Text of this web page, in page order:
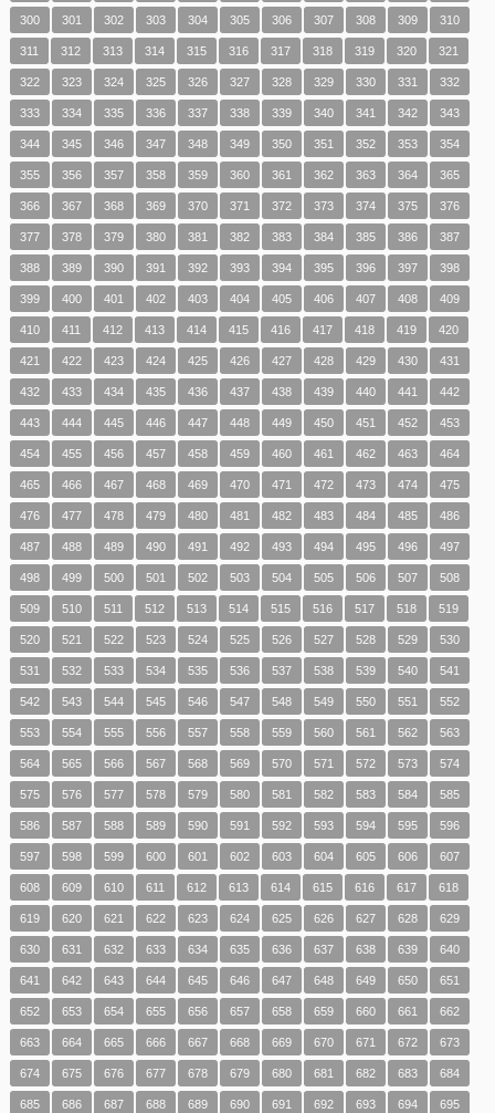
300 301 302 303 304 305 306 307 308 309 310
311 312 313 314 315 316 317 318 319 320 321
322 323 324 325 326 327 328 329 330 331 332
333 334 335 336 337 338 339 340 341 342 343
344 345 346 347 348 349 350 351 352 353 354
355 356 357 358 359 360 361 362 363 364 365
366 367 368 369 370 371 372 373 374 375 376
377 378 379 380 381 382 383 384 385 386 387
388 389 390 391 392 393 394 395 396 397 398
399 400 401 402 403 404 405 406 407 408 409
410 411 412 413 414 415 416 417 418 419 420
421 422 423 424 425 426 427 428 429 430 431
432 433 434 435 436 437 438 439 440 441 442
443 444 445 446 447 448 449 450 451 452 453
454 455 456 457 458 459 460 461 462 463 464
465 466 467 468 469 470 471 472 473 474 475
476 477 478 479 480 481 482 483 484 485 486
487 488 489 490 491 492 493 494 495 496 497
498 499 500 501 502 503 504 505 506 507 508
509 510 511 512 513 514 515 516 517 518 519
520 521 522 523 524 525 526 527 528 529 530
531 532 533 534 535 536 537 538 539 540 541
542 543 544 545 546 547 548 549 550 551 552
553 554 555 556 557 558 559 560 561 562 563
564 565 566 567 568 569 570 571 572 573 574
575 576 577 578 579 580 581 582 583 584 585
586 587 588 589 590 591 592 593 594 595 596
597 598 599 600 601 602 603 604 605 606 607
608 609 610 611 612 613 614 615 616 617 618
619 620 621 622 623 624 625 626 627 628 629
630 631 632 633 634 635 636 637 638 639 640
641 642 643 644 645 646 647 648 649 650 651
652 653 654 655 656 657 658 659 660 661 662
663 664 665 666 667 668 669 670 671 672 673
674 675 676 677 678 679 680 681 682 683 684
685 686 687 688 689 690 691 692 693 694 695